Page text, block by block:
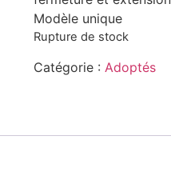
Modèle unique
Rupture de stock
Catégorie : Adoptés